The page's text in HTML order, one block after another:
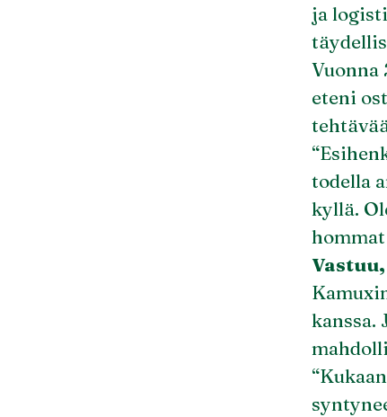
ja
Vuonna
eteni
todella
kyllä.
hommat
kanssa.